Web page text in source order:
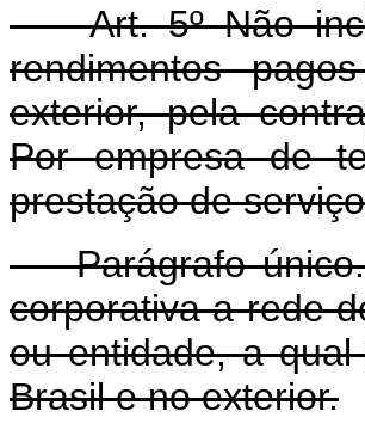
Art. 5º Não
rendimentos
exterior, pela
Por empresa de
prestação de
Parágrafo único.
corporativa a rede
ou entidade, a
Brasil e no exterior.